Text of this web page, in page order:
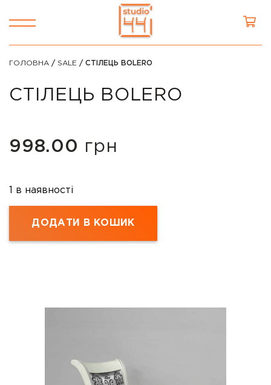
ГОЛОВНА / SALE / СТІЛЕЦЬ BOLERO
СТІЛЕЦЬ BOLERO
998.00 грн
1 в наявності
ДОДАТИ В КОШИК